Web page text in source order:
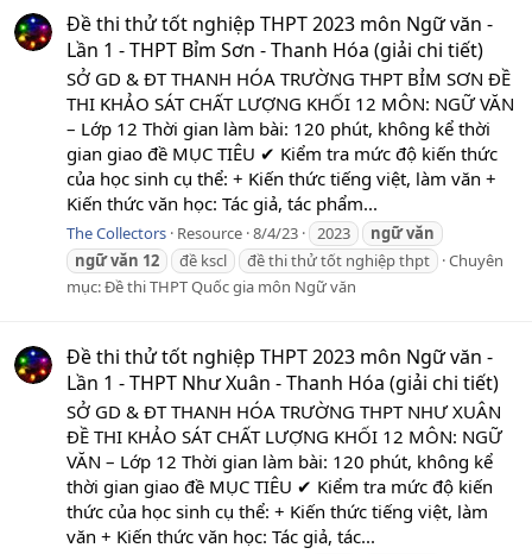
Đề thi thử tốt nghiệp THPT 2023 môn Ngữ văn -
Lần 1 - THPT Bỉm Sơn - Thanh Hóa (giải chi tiết)
SỞ GD & ĐT THANH HÓA TRƯỜNG THPT BỈM SƠN ĐỀ
THI KHẢO SÁT CHẤT LƯỢNG KHỐI 12 MÔN: NGỮ VĂN
– Lớp 12 Thời gian làm bài: 120 phút, không kể thời
gian giao đề MỤC TIÊU ✔ Kiểm tra mức độ kiến thức
của học sinh cụ thể: + Kiến thức tiếng việt, làm văn +
Kiến thức văn học: Tác giả, tác phẩm...
The Collectors Resource 8/4/23 2023 ngữvăn
ngữvăn 12 đề kscl đề thi thử tốt nghiệp thpt
Chuyên
mục:Đề thi THPT Quốc gia môn Ngữ văn
Đề thi thử tốt nghiệp THPT 2023 môn Ngữ văn -
Lần 1 - THPT Như Xuân - Thanh Hóa (giải chi tiết)
SỞ GD & ĐT THANH HÓA TRƯỜNG THPT NHƯ XUÂN
ĐỀ THI KHẢO SÁT CHẤT LƯỢNG KHỐI 12 MÔN: NGỮ
VĂN – Lớp 12 Thời gian làm bài: 120 phút, không kể
thời gian giao đề MỤC TIÊU ✔ Kiểm tra mức độ kiến
thức của học sinh cụ thể: + Kiến thức tiếng việt, làm
văn + Kiến thức văn học: Tác giả, tác...